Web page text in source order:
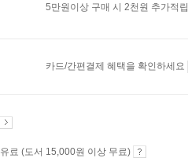
5만원이상 구매 시 2천원 추가적립
카드/간편결제 혜택을 확인하세요
료 (도서 15,000원 이상 무료)